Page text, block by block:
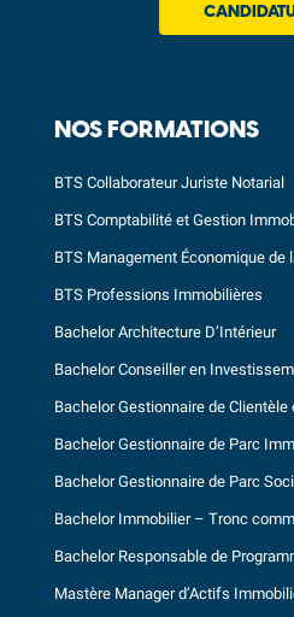
NOS FORMATIONS
BTS Collaborateur Juriste Notarial
BTS Comptabilité et Gestion
BTS Management Économique de
BTS Professions Immobilières
Bachelor Architecture D’Intérieur
Bachelor Conseiller en
Bachelor Gestionnaire de
Bachelor Gestionnaire de Parc
Bachelor Gestionnaire de Parc
Bachelor Immobilier – Tronc
Bachelor Responsable de
Mastère Manager d’Actifs